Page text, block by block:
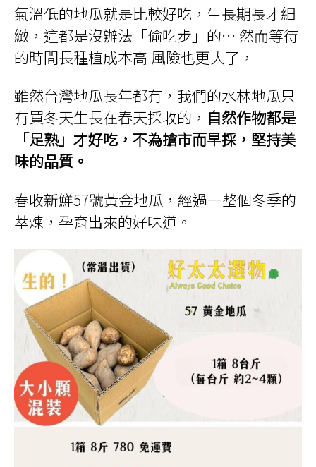
氣溫低的地瓜就是比較好吃，生長期長才細
緻，這都是沒辦法「偷吃步」的… 然而等待
的時間長種植成本高 風險也更大了，
雖然台灣地瓜長年都有，我們的水林地瓜只
有買冬天生長在春天採收的， 自然作物都是
「足熟」才好吃，不為搶市而早採，堅持美
味的品質。
春收新鮮57號黃金地瓜，經過一整個冬季的
萃煉，孕育出來的好味道。